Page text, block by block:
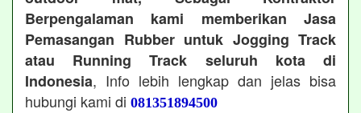
Berpengalaman kami memberikan Jasa
Pemasangan Rubber untuk Jogging Track
atau Running Track seluruh kota di
Indonesia, Info lebih lengkap dan jelas bisa
hubungi kami di 081351894500